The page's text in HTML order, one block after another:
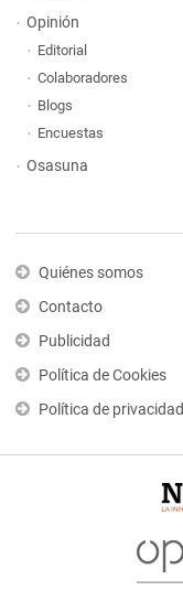
Opinión
Editorial
Colaboradores
Blogs
Encuestas
Osasuna
Quiénes somos
Contacto
Publicidad
Política de Cookies
Política de privacidad